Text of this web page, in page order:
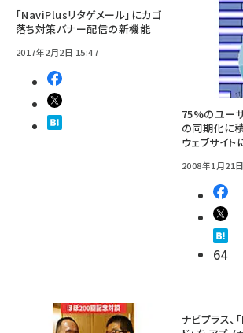
「NaviPlusリタゲメール」にカゴ
落ち対策バナー配信の新機能
2017年2月2日 15:47
75%のユー
の同期化に
ウェブサイ
2008年1月21
64
ナビプラス